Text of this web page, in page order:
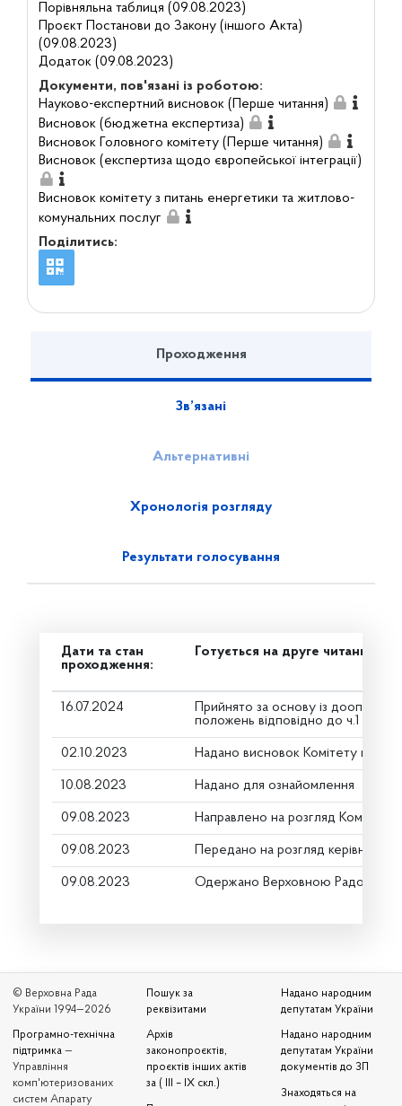
Порівняльна таблиця (09.08.2023)
Проєкт Постанови до Закону (іншого Акта)
(09.08.2023)
Додаток (09.08.2023)
Документи, пов'язані із роботою:
Науково-експертний висновок (Перше читання)
Висновок (бюджетна експертиза)
Висновок Головного комітету (Перше читання)
Висновок (експертиза щодо європейської інтеграції)
Висновок комітету з питань енергетики та житлово-
комунальних послуг
Поділитись:
Проходження
Зв’язані
Альтернативні
Хронологія розгляду
Результати голосування
Дати та стан
проходження:
Готується на друге читання
16.07.2024
Прийнято за основу із
положень відповідно до ч.1 ст.116
02.10.2023 Надано висновок Комітету про
10.08.2023 Надано для ознайомлення
09.08.2023 Направлено на розгляд Комітету
09.08.2023 Передано на розгляд керівництву
09.08.2023 Одержано Верховною Радою
© Верховна Рада
України 1994—2026
Програмно-технічна
підтримка —
Управління
комп'ютеризованих
систем Апарату
Пошук за
реквізитами
Архів
законопроєктів,
проєктів інших актів
за ( III – IX скл.)
Надано народним
депутатам України
Надано народним
депутатам України
документів до ЗП
Знаходяться на